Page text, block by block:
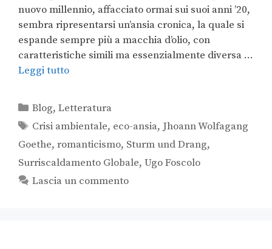
nuovo millennio, affacciato ormai sui suoi anni ’20,
sembra ripresentarsi un’ansia cronica, la quale si
espande sempre più a macchia d’olio, con
caratteristiche simili ma essenzialmente diversa …
Leggi tutto
Blog,Letteratura
Crisi ambientale, eco-ansia, Jhoann Wolfagang
Goethe, romanticismo, Sturm und Drang,
Surriscaldamento Globale, Ugo Foscolo
Lascia un commento